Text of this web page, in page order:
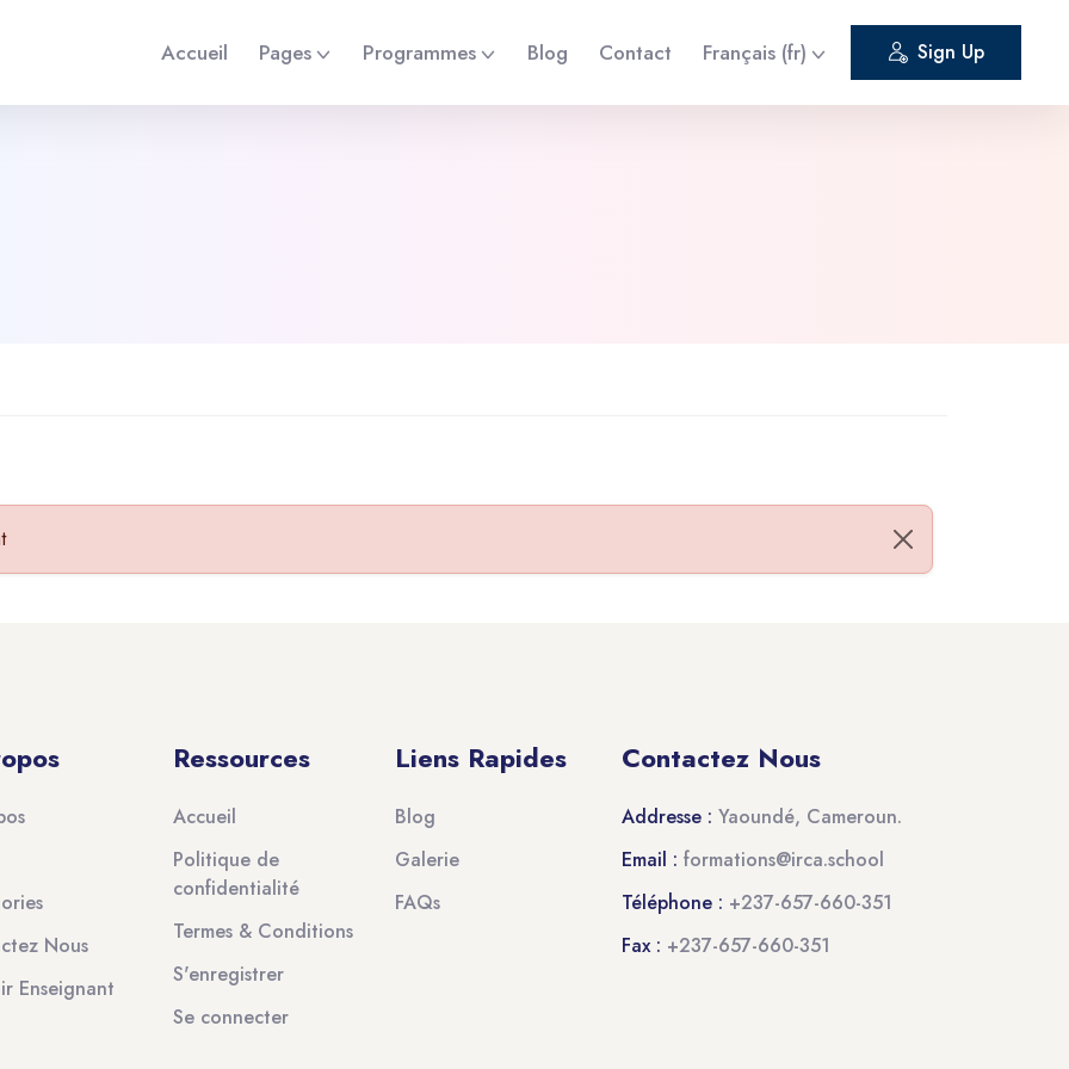
Accueil Pages Programmes Blog Contact Français ‎(fr)‎ Sign Up
Ignorer cette
Nous
Enseignant
Ressources
Accueil
Politique de
confidentialité
Termes & Conditions
S'enregistrer
Se connecter
Liens Rapides
Blog
Galerie
FAQs
Contactez Nous
Addresse : Yaoundé, Cameroun.
Email : formations@irca.school
Téléphone : +237-657-660-351
Fax : +237-657-660-351